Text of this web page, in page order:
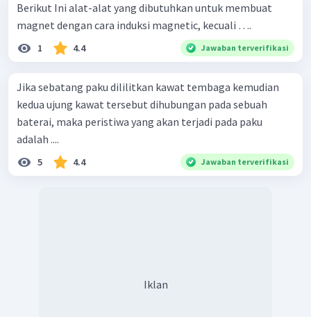
Berikut Ini alat-alat yang dibutuhkan untuk membuat
magnet dengan cara induksi magnetic, kecuali ….
1 4.4 Jawaban terverifikasi
Jika sebatang paku dililitkan kawat tembaga kemudian
kedua ujung kawat tersebut dihubungan pada sebuah
baterai, maka peristiwa yang akan terjadi pada paku
adalah ....
5 4.4 Jawaban terverifikasi
Iklan